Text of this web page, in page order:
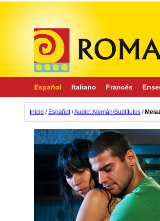
Español Italiano Francés
Inicio / Español /Audio: Alemán/Subtítulos /